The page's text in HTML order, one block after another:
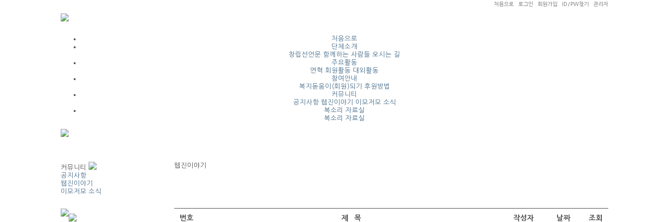
처음으로 로그인 회원가입 ID/PW찾기 관리자
처음으로
단체소개
창립선언문 함께하는 사람들 오시는 길
주요활동
연혁 회원활동 대외활동
참여안내
복지돋움이(회원)되기 후원방법
커뮤니티
공지사항 웹진이야기
이모저모 소식
복소리 자료실
복소리 자료실
커뮤니티
공지사항
웹진이야기
이모저모 소식
웹진이야기
번호 제 목 작성자 날짜 조회